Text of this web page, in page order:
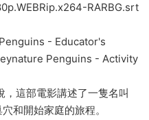
RARBG.srt
- Educator's
Penguins - Activity
，這部電影講述了一隻名叫
和開始家庭的旅程。